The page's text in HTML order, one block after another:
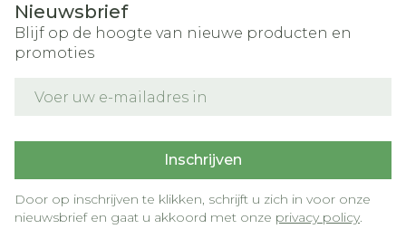
Nieuwsbrief
Blijf op de hoogte van nieuwe producten en
promoties
Inschrijven
Door op inschrijven te klikken, schrijft u zich in voor onze
nieuwsbrief en gaat u akkoord met onze privacy policy.